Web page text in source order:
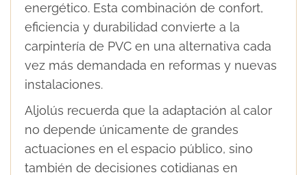
energético. Esta combinación de confort,
eficiencia y durabilidad convierte a la
carpintería de PVC en una alternativa cada
vez más demandada en reformas y nuevas
instalaciones.
Aljolús recuerda que la adaptación al calor
no depende únicamente de grandes
actuaciones en el espacio público, sino
también de decisiones cotidianas en